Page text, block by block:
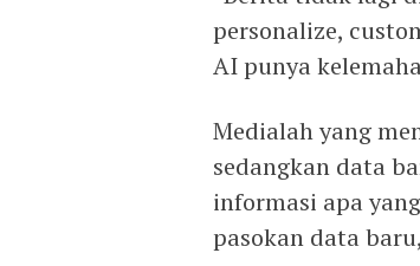
personalize,
AI punya
Medialah yang
sedangkan data
informasi apa
pasokan data